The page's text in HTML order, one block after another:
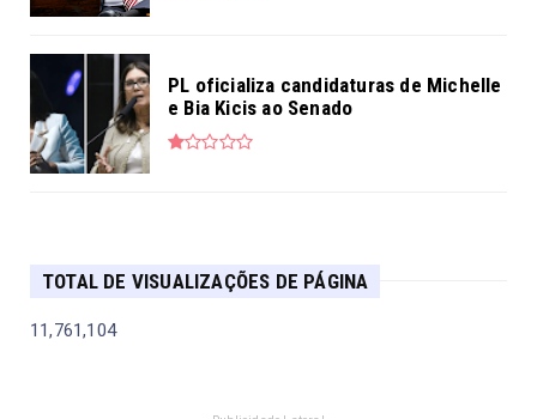
PL oficializa candidaturas de Michelle
e Bia Kicis ao Senado
TOTAL DE VISUALIZAÇÕES DE PÁGINA
11,761,104